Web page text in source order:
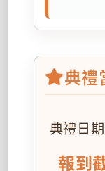
典禮
典禮日期
報到